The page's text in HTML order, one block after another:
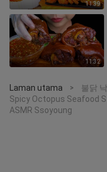
11:39
11:32
Laman utama >
불닭
Spicy Octopus Seafood
ASMR Ssoyoung